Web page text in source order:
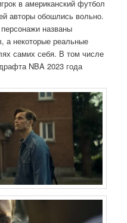
в американский футбол
авторы обошлись вольно.
названы
а некоторые реальные
самих себя. В том числе
NBA 2023 года